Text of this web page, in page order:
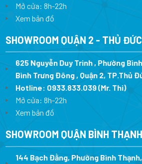
Mở cửa: 8h-22h
Xem bản đồ
SHOWROOM QUẬN 2 - THỦ ĐỨC
625 Nguyễn Duy Trinh , Phường
Bình Trưng Đông , Quận 2, TP.Thủ
Hotline: 0933.833.039(Mr. Thi)
Mở cửa: 8h-22h
Xem bản đồ
SHOWROOM QUẬN BÌNH THẠNH
144 Bạch Đằng, Phường Bình